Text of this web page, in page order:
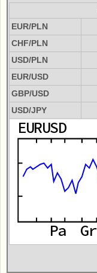
EUR/PLN
CHF/PLN
USD/PLN
EUR/USD
GBP/USD
USD/JPY